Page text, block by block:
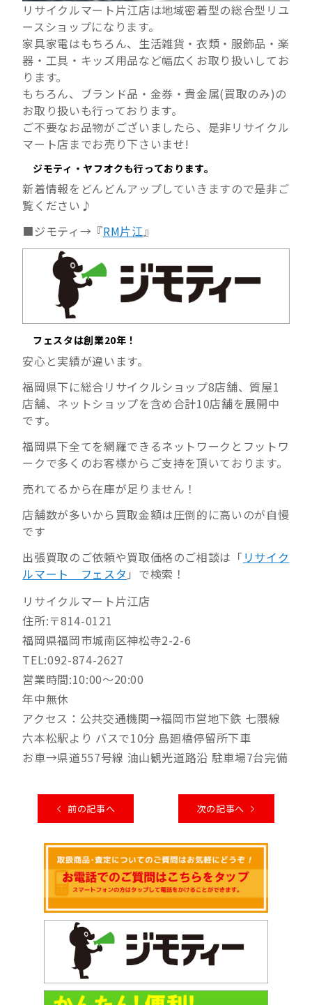
リサイクルマート片江店は地域密着型の総合型リユ
ースショップになります。
家具家電はもちろん、生活雑貨・衣類・服飾品・楽
器・工具・キッズ用品など幅広くお取り扱いしてお
ります。
もちろん、ブランド品・金券・貴金属(買取のみ)の
お取り扱いも行っております。
ご不要なお品物がございましたら、是非リサイクル
マート店までお売り下さいませ!
ジモティ・ヤフオクも行っております。
新着情報をどんどんアップしていきますので是非ご
覧ください♪
■ジモティ→『RM片江』
フェスタは創業20年！
安心と実績が違います。
福岡県下に総合リサイクルショップ8店舗、質屋1
店舗、ネットショップを含め合計10店舗を展開中
です。
福岡県下全てを網羅できるネットワークとフットワ
ークで多くのお客様からご支持を頂いております。
売れてるから在庫が足りません！
店舗数が多いから買取金額は圧倒的に高いのが自慢
です
出張買取のご依頼や買取価格のご相談は「 リサイク
ルマート フェスタ 」で検索！
リサイクルマート片江店
住所:〒814-0121
福岡県福岡市城南区神松寺2-2-6
TEL:092-874-2627
営業時間:10:00～20:00
年中無休
アクセス：公共交通機関→福岡市営地下鉄 七隈線
六本松駅より バスで10分 島廻橋停留所下車
お車→県道557号線 油山観光道路沿 駐車場7台完備
前の記事へ 次の記事へ